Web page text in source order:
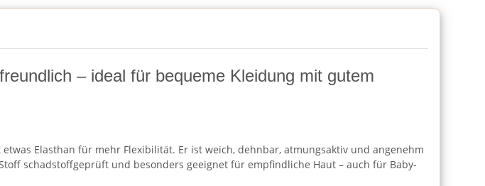
– ideal für bequeme Kleidung mit gutem
Elasthan für mehr Flexibilität. Er ist weich, dehnbar, atmungsaktiv und angenehm
schadstoffgeprüft und besonders geeignet für empfindliche Haut – auch für Baby-